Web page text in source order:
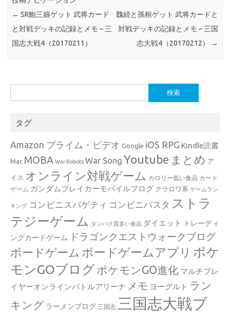
← SR鮑三娘ゲット 武将カード
と対戦デッキの記録とメモ – 三
国志大戦4（20170211）
魏続と孫桓ゲット 武将カードと
対戦デッキの記録とメモ – 三国
志大戦4（20170212）
→
索:
タグ
Amazon プライム・ビデオ Google iOS RPG Kindle読書
Mac MOBA War Robots War Song Youtube まとめ ア
イス オンライン対戦ゲーム カロリー低い食品 カード
ゲーム ガンダムブレイカーモバイルブログ クラロワ系 ゲームラン
キング コンビニスパゲティ コンビニパスタ ストラ
テジーゲーム
タンパク質多い食品 ダイエット
トレーディ
ングカードゲーム
ドラゴンクエストウォークブログ
ボードゲーム ボードゲームアプリ ポケ
モンGOブログ ポケモンGO進化 マルチプレ
イヤーオンラインバトルアリーナ メモ ヨーグルト ラン
キング ラーメンブログ 三国志 三国志大戦ブ